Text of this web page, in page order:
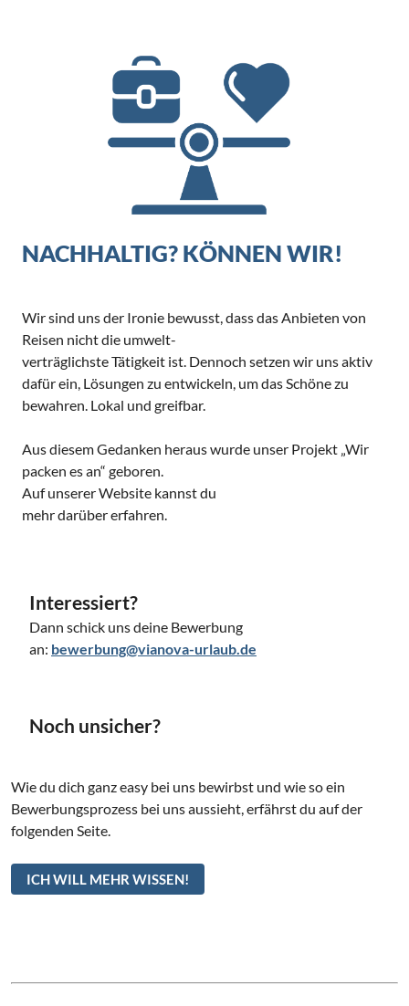
NACHHALTIG? KÖNNEN WIR!
Wir sind uns der Ironie bewusst, dass das Anbieten von
Reisen nicht die umwelt-
verträglichste Tätigkeit ist. Dennoch setzen wir uns aktiv
dafür ein, Lösungen zu entwickeln, um das Schöne zu
bewahren. Lokal und greifbar.
Aus diesem Gedanken heraus wurde unser Projekt „Wir
packen es an“ geboren.
Auf unserer Website kannst du
mehr darüber erfahren.
Interessiert?
Dann schick uns deine Bewerbung
an: bewerbung@vianova-urlaub.de
Noch unsicher?
Wie du dich ganz easy bei uns bewirbst und wie so ein
Bewerbungsprozess bei uns aussieht, erfährst du auf der
folgenden Seite.
ICH WILL MEHR WISSEN!